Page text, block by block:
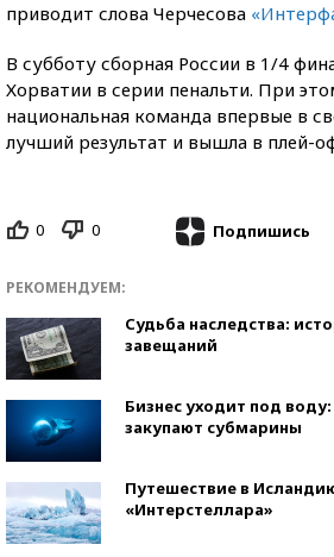
приводит слова Черчесова
В субботу сборная России в 1/4
Хорватии в серии пенальти. При
национальная команда впервые в
лучший результат и вышла в плей-
0 0 Подпишись
РЕКОМЕНДУЕМ:
Судьба наследства:
завещаний
Бизнес уходит под
закупают субмарины
Путешествие в
«Интерстеллара»